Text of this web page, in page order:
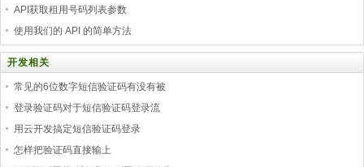
API获取租用号码列表参数
使用我们的 API 的简单方法
开发相关
常见的6位数字短信验证码有没有被
登录验证码对于短信验证码登录流
用云开发搞定短信验证码登录
怎样把验证码直接输上